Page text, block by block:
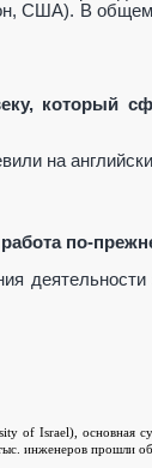
США). В
который
на
по-
деятельности
of Israel), основная
инженеров прошли